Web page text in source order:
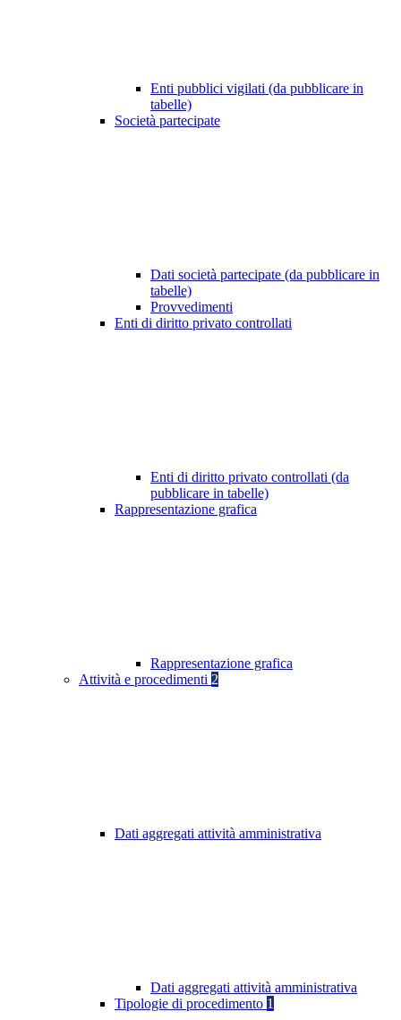
Enti pubblici vigilati (da pubblicare in
tabelle)
Società partecipate
Dati società partecipate (da pubblicare in
tabelle)
Provvedimenti
Enti di diritto privato controllati
Enti di diritto privato controllati (da
pubblicare in tabelle)
Rappresentazione grafica
Rappresentazione grafica
Attività e procedimenti 2
Dati aggregati attività amministrativa
Dati aggregati attività amministrativa
Tipologie di procedimento 1